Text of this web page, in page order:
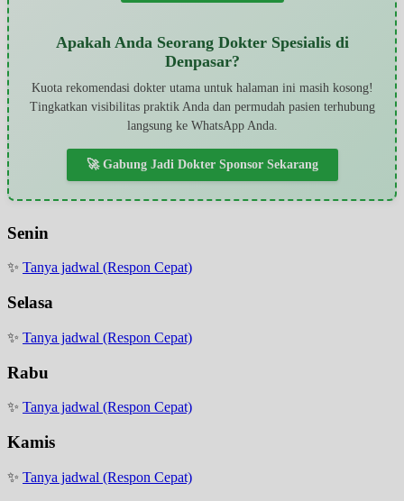
Apakah Anda Seorang Dokter Spesialis di
Denpasar?
Kuota rekomendasi dokter utama untuk halaman ini masih kosong!
Tingkatkan visibilitas praktik Anda dan permudah pasien terhubung
langsung ke WhatsApp Anda.
🚀 Gabung Jadi Dokter Sponsor Sekarang
Senin
✨ Tanya jadwal (Respon Cepat)
Selasa
✨ Tanya jadwal (Respon Cepat)
Rabu
✨ Tanya jadwal (Respon Cepat)
Kamis
✨ Tanya jadwal (Respon Cepat)